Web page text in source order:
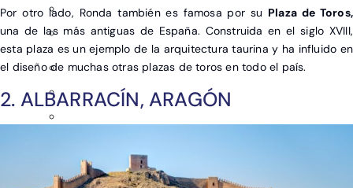
Por otro lado, Ronda también es famosa por su Plaza de Toros,
una de las más antiguas de España. Construida en el siglo XVIII,
esta plaza es un ejemplo de la arquitectura taurina y ha influido en
el diseño de muchas otras plazas de toros en todo el país.
2. ALBARRACÍN, ARAGÓN